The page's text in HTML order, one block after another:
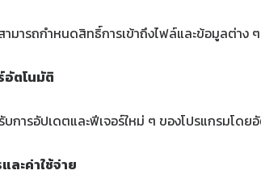
ามารถกำหนดสิทธิ์การเข้าถึงไฟล์และข้อมูลต่า
อัตโนมัติ
บการอัปเดตและฟีเจอร์ใหม่ ๆ ของโปรแกรมโ
ละค่าใช้จ่าย